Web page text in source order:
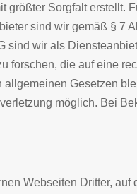
größter Sorgfalt erstellt.
sind wir gemäß § 7
sind wir als
forschen, die auf eine
allgemeinen Gesetzen
möglich. Bei
Webseiten Dritter,